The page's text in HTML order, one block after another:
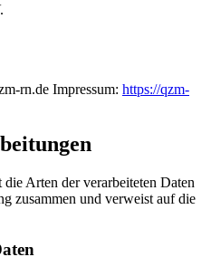
rn.de Impressum: https://qzm-
Arten der verarbeiteten Daten
zusammen und verweist auf die